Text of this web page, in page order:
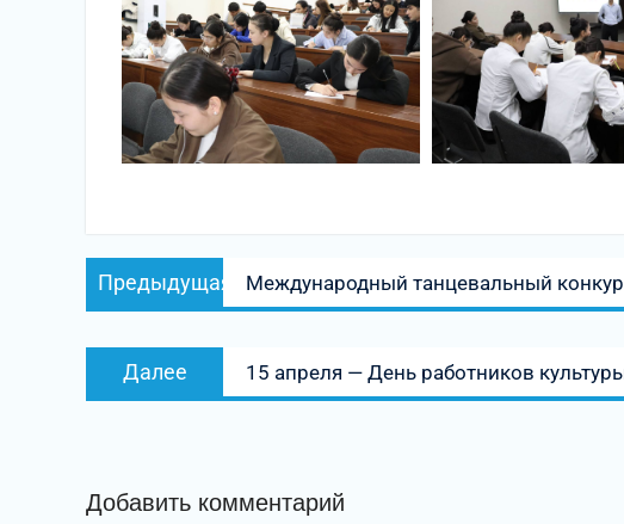
Навигация
по
Предыдущая
запись:
Международный танцевальный
Далее
запись:
15 апреля — День работников
Добавить комментарий